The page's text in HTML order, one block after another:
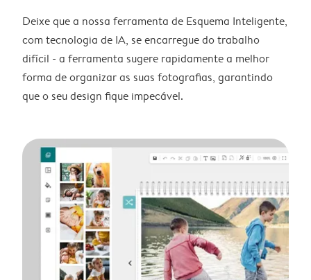
Deixe que a nossa ferramenta de Esquema Inteligente,
com tecnologia de IA, se encarregue do trabalho
difícil - a ferramenta sugere rapidamente a melhor
forma de organizar as suas fotografias, garantindo
que o seu design fique impecável.